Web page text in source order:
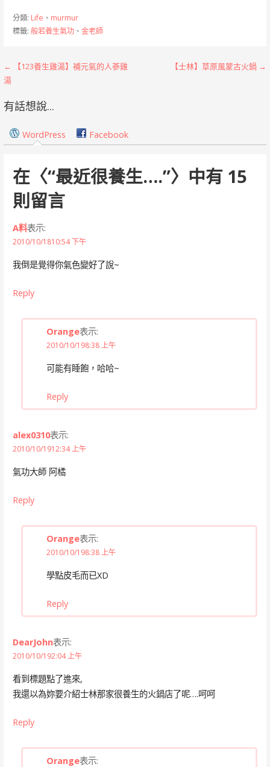
分類: Life 、 murmur
標籤: 般若養生氣功、 金老師
文
章
導
覽
← 【123養生雞湯】補元氣的人蔘雞
湯
【士林】草原風蒙古火鍋 →
有話想說...
WordPress Facebook
在〈“最近很養生….”〉中有 15
則留言
A料表示:
2010/10/1810:54 下午
我倒是覺得你氣色變好了說~
Reply
Orange表示:
2010/10/198:38 上午
可能有睡飽，哈哈~
Reply
alex0310表示:
2010/10/1912:34 上午
氣功大師 阿橘
Reply
Orange表示:
2010/10/198:38 上午
學點皮毛而已XD
Reply
DearJohn表示:
2010/10/192:04 上午
看到標題點了進來,
我還以為妳要介紹士林那家很養生的火鍋店了呢….呵呵
Reply
Orange表示: